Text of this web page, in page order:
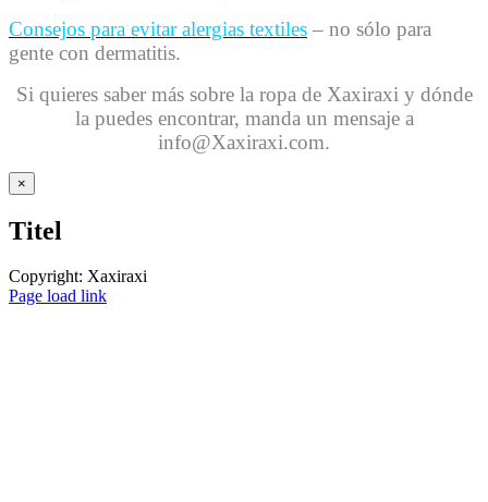
Consejos para evitar alergias textiles – no sólo para
gente con dermatitis.
Si quieres saber más sobre la ropa de Xaxiraxi y dónde
la puedes encontrar, manda un mensaje a
info@Xaxiraxi.com.
Close
product
view
×
Titel
Copyright: Xaxiraxi
Page load link